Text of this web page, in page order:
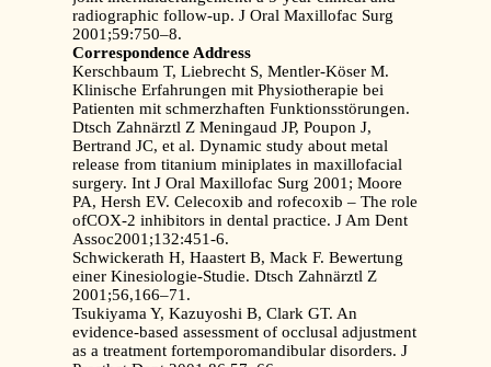
radiographic follow-up. J Oral Maxillofac Surg
2001;59:750–8.
Correspondence Address
Kerschbaum T, Liebrecht S, Mentler-Köser M.
Klinische Erfahrungen mit Physiotherapie bei
Patienten mit schmerzhaften Funktionsstörungen.
Dtsch Zahnärztl Z Meningaud JP, Poupon J,
Bertrand JC, et al. Dynamic study about metal
release from titanium miniplates in maxillofacial
surgery. Int J Oral Maxillofac Surg 2001; Moore
PA, Hersh EV. Celecoxib and rofecoxib – The role
ofCOX-2 inhibitors in dental practice. J Am Dent
Assoc2001;132:451-6.
Schwickerath H, Haastert B, Mack F. Bewertung
einer Kinesiologie-Studie. Dtsch Zahnärztl Z
2001;56,166–71.
Tsukiyama Y, Kazuyoshi B, Clark GT. An
evidence-based assessment of occlusal adjustment
as a treatment fortemporomandibular disorders. J